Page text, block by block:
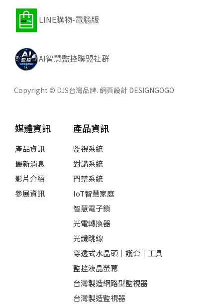
LINE購物-電腦版
AI智慧監控聯盟社群
Copyright © DJS台灣品牌. 網頁設計 DESIGNGOGO
媒體資訊
產品資訊
最新消息
影片介紹
參展資訊
產品資訊
監視系統
對講系統
門禁系統
IoT智慧家庭
智慧電子鎖
光電轉換器
光纖跳線
穿透式水晶頭｜護套｜工具
監控液晶螢幕
台灣製造網路型監視器
台灣製造監視器